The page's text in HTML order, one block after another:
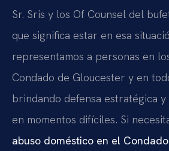
Sr. Sris y los Of Counsel del
que significa estar en esa
representamos a personas en
Condado de Gloucester y en
brindando defensa estratégica
en momentos difíciles. Si
abuso doméstico en el